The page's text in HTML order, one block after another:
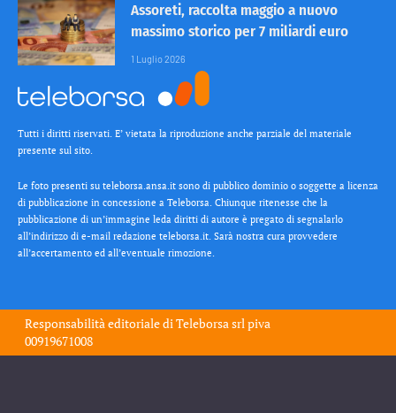
Assoreti, raccolta maggio a nuovo
massimo storico per 7 miliardi euro
1 Luglio 2026
Tutti i diritti riservati. E’ vietata la riproduzione anche parziale del materiale
presente sul sito.
Le foto presenti su teleborsa.ansa.it sono di pubblico dominio o soggette a licenza
di pubblicazione in concessione a Teleborsa. Chiunque ritenesse che la
pubblicazione di un’immagine leda diritti di autore è pregato di segnalarlo
all’indirizzo di e-mail redazione teleborsa.it. Sarà nostra cura provvedere
all’accertamento ed all’eventuale rimozione.
Responsabilità editoriale diTeleborsa srlpiva
00919671008